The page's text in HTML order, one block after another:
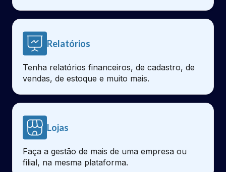
Relatórios
Tenha relatórios financeiros, de cadastro, de
vendas, de estoque e muito mais.
Lojas
Faça a gestão de mais de uma empresa ou
filial, na mesma plataforma.